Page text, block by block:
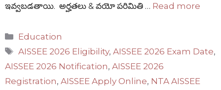
ఇవ్వబడతాయి. అర్హతలు & వయో పరిమితి … Read more
Categories
Education
Tags
AISSEE 2026 Eligibility,AISSEE 2026 Exam Date,
AISSEE 2026 Notification, AISSEE 2026
Registration, AISSEE Apply Online, NTA AISSEE